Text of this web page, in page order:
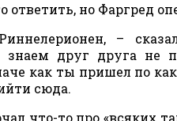
ответить, но Фаргред
–
друг друга не
как ты пришел по
сюда.
что-то про «всяких